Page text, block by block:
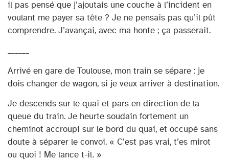
il pas pensé que j’ajoutais une couche à l’incident en
voulant me payer sa tête ? Je ne pensais pas qu’il pût
comprendre. J’avançai, avec ma honte ; ça passerait.
Arrivé en gare de Toulouse, mon train se sépare : je
dois changer de wagon, si je veux arriver à destination.
Je descends sur le quai et pars en direction de la
queue du train. Je heurte soudain fortement un
cheminot accroupi sur le bord du quai, et occupé sans
doute à séparer le convoi. « C’est pas vrai, t’es mirot
ou quoi ! Me lance t-il. »